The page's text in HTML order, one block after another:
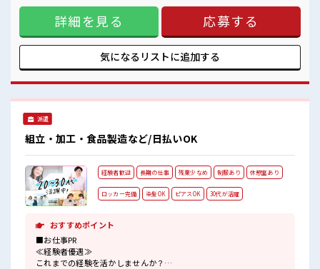
することもありますが、 残業はほとんどナシ！ 制服があると
毎日の服選びに悩まずOK♪ ≪初めての仕事だけど自分にもで
きそう≫ 新しいことにチャレンジするのは不安だけど、 しっ
かり働く環境が整っています！ イチからスキルUP・ステップ
UP目指していきましょう！ ≪様々なお仕事をご提案≫ 一人で
悩まず気軽に相談できる、 派遣のお仕事です！ ■職場の雰囲
備！ 私物の置きすぎには注意が必要ですね★ 未経験から始め
た方もイッパイ！ まずはチャレンジしてみませんか？
詳細を見る 応募する
気になるリストに追加する
派遣
組立・加工・食品製造など/日払いOK
経験者歓迎 長期の仕事 残業少なめ 制服あり 休憩室あり
ロッカー完備 染髪OK ピアスOK 30代が活躍
おすすめポイント
■お仕事PR
≪経験者優遇≫
これまでの経験を活かしませんか？